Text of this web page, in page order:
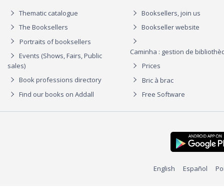
Thematic catalogue
The Booksellers
Portraits of booksellers
Events (Shows, Fairs, Public
sales)
Book professions directory
Find our books on Addall
Booksellers, join us
Bookseller website
Caminha : gestion de
Prices
Bric à brac
Free Software
English Español